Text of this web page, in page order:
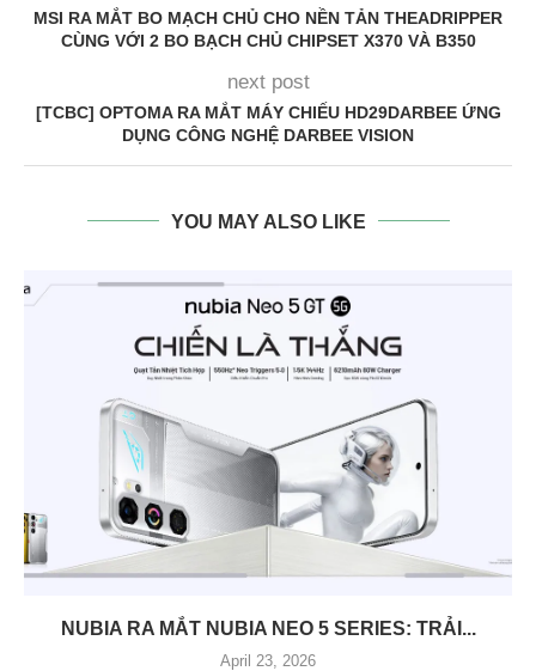
MSI RA MẮT BO MẠCH CHỦ CHO NỀN TẢN THEADRIPPER
CÙNG VỚI 2 BO BẠCH CHỦ CHIPSET X370 VÀ B350
next post
[TCBC] OPTOMA RA MẮT MÁY CHIẾU HD29DARBEE ỨNG
DỤNG CÔNG NGHỆ DARBEE VISION
YOU MAY ALSO LIKE
NUBIA RA MẮT NUBIA NEO 5 SERIES: TRẢI...
April 23, 2026